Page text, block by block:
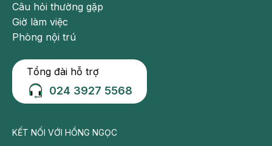
Câu hỏi thường gặp
Giờ làm việc
Phòng nội trú
Tổng đài hỗ trợ
024 3927 5568
KẾT NỐI VỚI HỒNG NGỌC